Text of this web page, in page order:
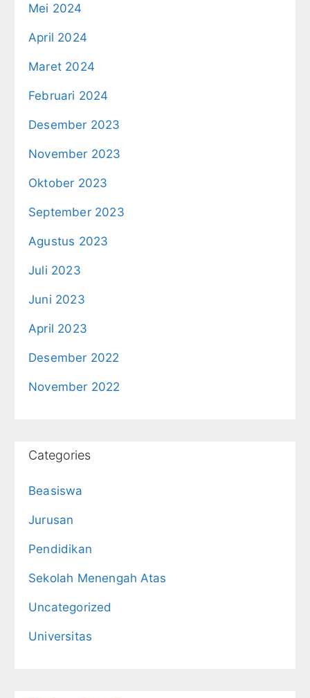
Mei 2024
April 2024
Maret 2024
Februari 2024
Desember 2023
November 2023
Oktober 2023
September 2023
Agustus 2023
Juli 2023
Juni 2023
April 2023
Desember 2022
November 2022
Categories
Beasiswa
Jurusan
Pendidikan
Sekolah Menengah Atas
Uncategorized
Universitas